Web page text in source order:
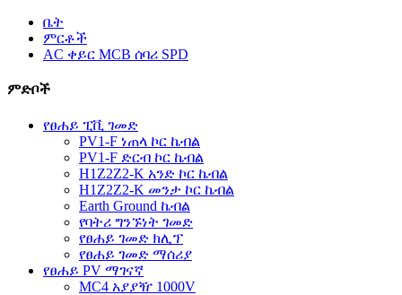
ቤት
ምርቶች
AC ቀይር MCB ሰባሪ SPD
ምድቦች
የፀሐይ ፒቪ ገመድ
PV1-F ነጠላ ኮር ኬብል
PV1-F ድርብ ኮር ኬብል
H1Z2Z2-K አንድ ኮር ኬብል
H1Z2Z2-K መንታ ኮር ኬብል
Earth Ground ኬብል
የባትሪ ግንኙነት ገመድ
የፀሐይ ገመድ ክሊፕ
የፀሐይ ገመድ ማሰሪያ
የፀሐይ PV ማገናኛ
MC4 አያያዥ 1000V